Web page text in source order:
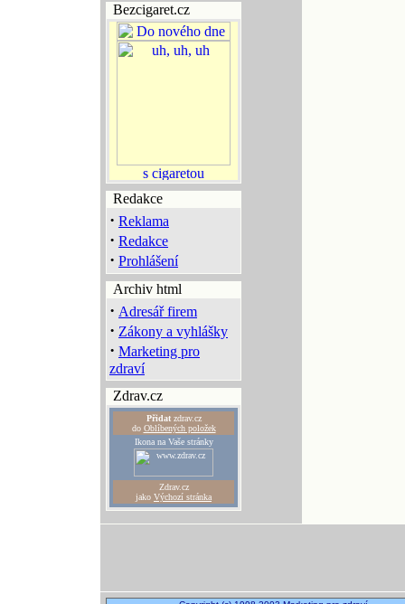
Bezcigaret.cz
Redakce
· Reklama
· Redakce
· Prohlášení
Archiv html
· Adresář firem
· Zákony a vyhlášky
· Marketing pro
zdraví
Zdrav.cz
Přidatzdrav.cz
do Oblíbených položek
Ikona na Vaše stránky
Zdrav.cz
jako Výchozí stránka